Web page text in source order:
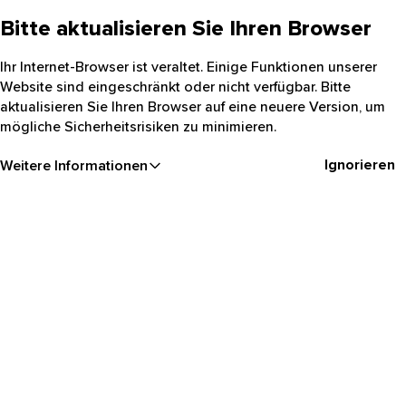
Bitte aktualisieren Sie Ihren Browser
Ihr Internet-Browser ist veraltet. Einige Funktionen unserer
Website sind eingeschränkt oder nicht verfügbar. Bitte
aktualisieren Sie Ihren Browser auf eine neuere Version, um
mögliche Sicherheitsrisiken zu minimieren.
Weitere Informationen Ignorieren